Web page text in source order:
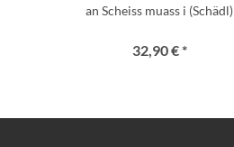
an Scheiss muass i (Schädl)
32,90 € *